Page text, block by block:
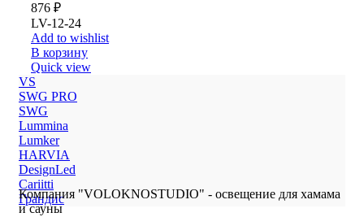
876 ₽
LV-12-24
Add to wishlist
В корзину
Quick view
VS
SWG PRO
SWG
Lummina
Lumker
HARVIA
DesignLed
Cariitti
Грандис
Компания "VOLOKNOSTUDIO" - освещение для хамама
и сауны